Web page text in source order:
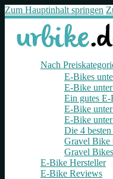
Zum Hauptinhalt springen
Nach
E-Bikes
E-Bike
Ein gutes
E-Bike
E-Bike
Die 4
Gravel Bike
Gravel
E-Bike Hersteller
E-Bike Reviews